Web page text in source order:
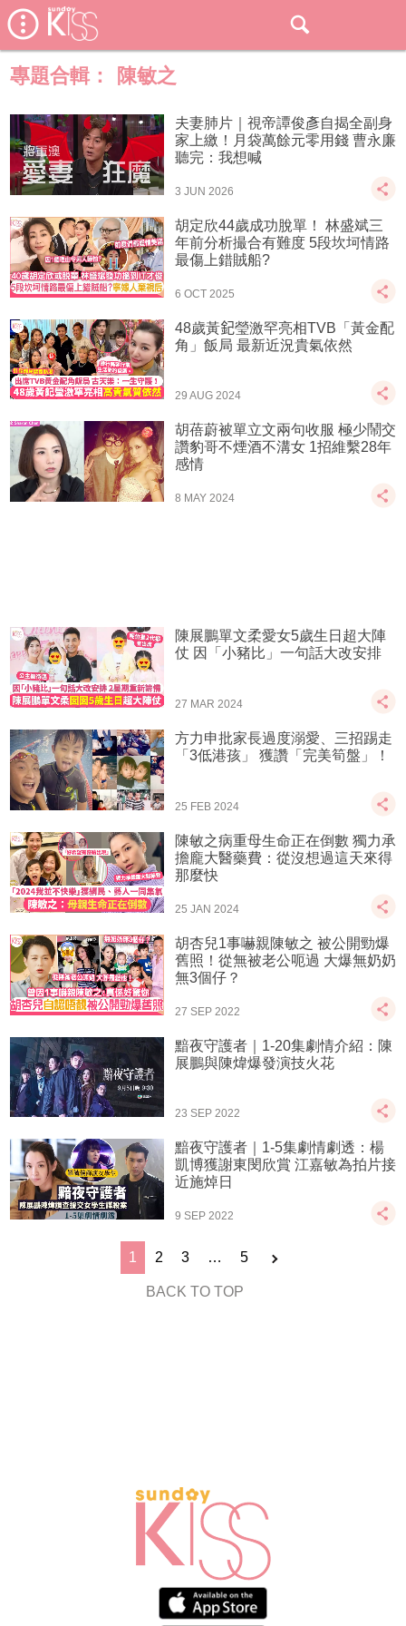
專題合輯： 陳敏之
夫妻肺片｜視帝譚俊彥自揭全副身
家上繳！月袋萬餘元零用錢 曹永廉
聽完：我想喊
3 JUN 2026
胡定欣44歲成功脫單！ 林盛斌三
年前分析撮合有難度 5段坎坷情路
最傷上錯賊船?
6 OCT 2025
48歲黃𨥈瑩激罕亮相TVB「黃金配
角」飯局 最新近況貴氣依然
29 AUG 2024
胡蓓蔚被單立文兩句收服 極少鬧交
讚豹哥不煙酒不溝女 1招維繫28年
感情
8 MAY 2024
陳展鵬單文柔愛女5歲生日超大陣
仗 因「小豬比」一句話大改安排
27 MAR 2024
方力申批家長過度溺愛、三招踢走
「3低港孩」 獲讚「完美筍盤」！
25 FEB 2024
陳敏之病重母生命正在倒數 獨力承
擔龐大醫藥費：從沒想過這天來得
那麼快
25 JAN 2024
胡杏兒1事嚇親陳敏之 被公開勁爆
舊照！從無被老公呃過 大爆無奶奶
無3個仔？
27 SEP 2022
黯夜守護者｜1-20集劇情介紹：陳
展鵬與陳煒爆發演技火花
23 SEP 2022
黯夜守護者｜1-5集劇情劇透：楊
凱博獲謝東閔欣賞 江嘉敏為拍片接
近施焯日
9 SEP 2022
1 2 3 … 5
BACK TO TOP